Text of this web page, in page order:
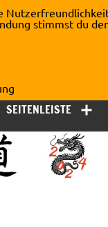
Dojo
SEITENLEISTE
stimmst du